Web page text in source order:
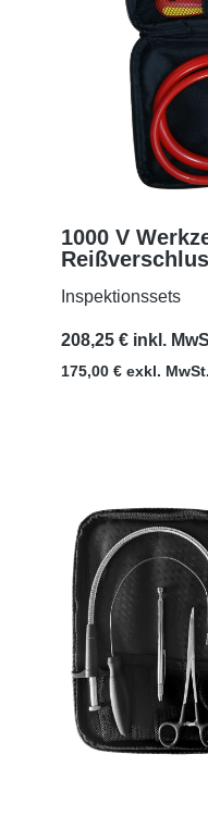
1000 V
Inspektionssets
208,25 € inkl.
175,00 € exkl. MwSt.